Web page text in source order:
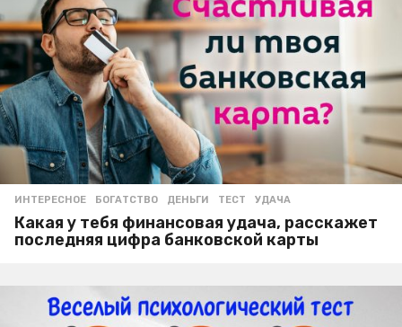
ИНТЕРЕСНОЕ БОГАТСТВО ,ДЕНЬГИ ,ТЕСТ ,УДАЧА
Какая у тебя финансовая удача, расскажет
последняя цифра банковской карты